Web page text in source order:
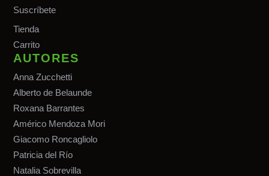
Suscríbete
Tienda
Carrito
AUTORES
Anna Zucchetti
Alberto de Belaunde
Roxana Barrantes
Américo Mendoza Mori
Giacomo Roncagliolo
Patricia del Río
Natalia Sobrevilla